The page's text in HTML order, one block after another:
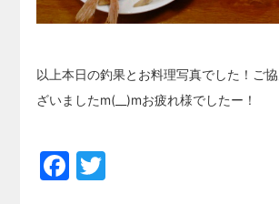
以上本日の釣果とお料理写真でした！ご
ざいましたm(__)mお疲れ様でしたー！
Facebook